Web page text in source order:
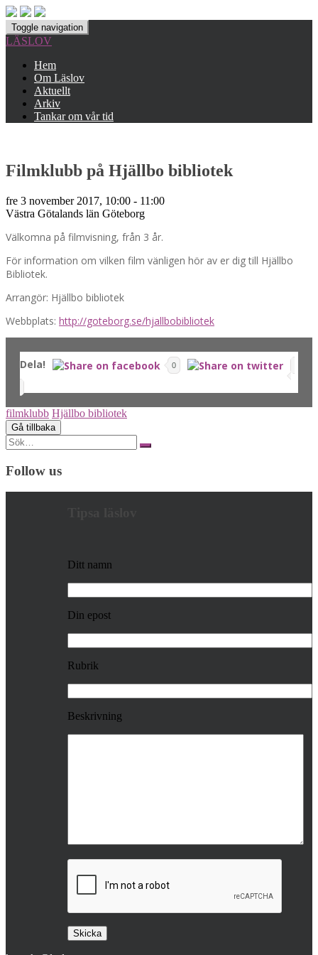
Toggle navigation
LÄSLOV
Hem
Om Läslov
Aktuellt
Arkiv
Tankar om vår tid
Filmklubb på Hjällbo bibliotek
fre 3 november 2017, 10:00 - 11:00
Västra Götalands län Göteborg
Välkomna på filmvisning, från 3 år.
För information om vilken film vänligen hör av er dig till Hjällbo
Bibliotek.
Arrangör: Hjällbo bibliotek
Webbplats: http://goteborg.se/hjallbobibliotek
Dela! 0
filmklubb Hjällbo bibliotek
Search
for:
Follow us
Ditt namn
Din epost
Rubrik
Beskrivning